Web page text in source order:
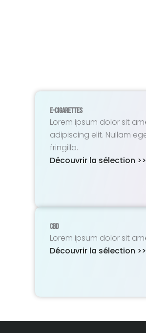
E-Cigarettes
Lorem ipsum dolor sit
adipiscing elit. Nullam
fringilla.
Découvrir la sélection >>
CBD
Lorem ipsum dolor sit
Découvrir la sélection >>